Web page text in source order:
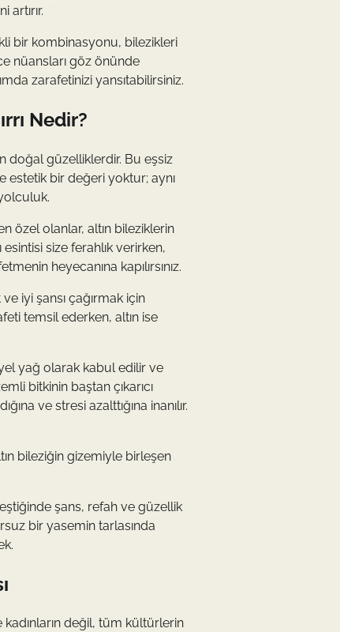
bir kombinasyonu, bilezikleri
nüansları göz önünde
zarafetinizi yansıtabilirsiniz.
Nedir?
doğal güzelliklerdir. Bu eşsiz
bir değeri yoktur; aynı
özel olanlar, altın bileziklerin
size ferahlık verirken,
heyecanına kapılırsınız.
iyi şansı çağırmak için
temsil ederken, altın ise
yağ olarak kabul edilir ve
bitkinin baştan çıkarıcı
ve stresi azalttığına inanılır.
bileziğin gizemiyle birleşen
şans, refah ve güzellik
bir yasemin tarlasında
değil, tüm kültürlerin